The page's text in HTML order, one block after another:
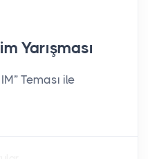
Yarışması
Teması ile